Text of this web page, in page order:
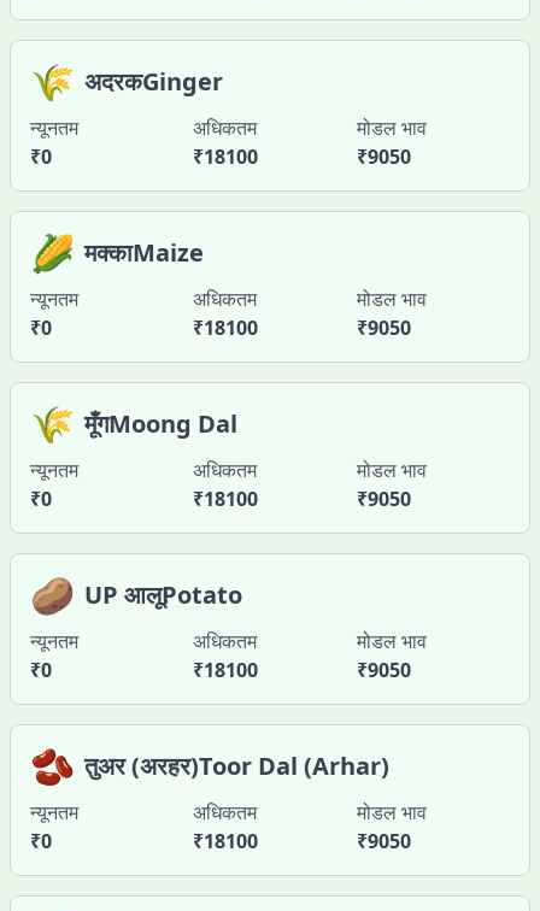
🌾 अदरकGinger
न्यूनतम
₹0
अधिकतम
₹18100
मोडल भाव
₹9050
🌽 मक्काMaize
न्यूनतम
₹0
अधिकतम
₹18100
मोडल भाव
₹9050
🌾 मूँगMoong Dal
न्यूनतम
₹0
अधिकतम
₹18100
मोडल भाव
₹9050
🥔 UP आलूPotato
न्यूनतम
₹0
अधिकतम
₹18100
मोडल भाव
₹9050
🫘 तुअर (अरहर)Toor Dal (Arhar)
न्यूनतम
₹0
अधिकतम
₹18100
मोडल भाव
₹9050